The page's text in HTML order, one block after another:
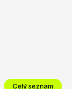
Celý seznam